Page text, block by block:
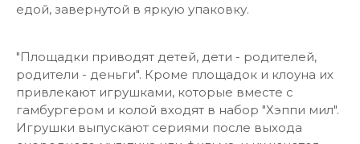
едой, завернутой в яркую упаковку.
"Площадки приводят детей, дети - родителей,
родители - деньги". Кроме площадок и клоуна их
привлекают игрушками, которые вместе с
гамбургером и колой входят в набор "Хэппи мил".
Игрушки выпускают сериями после выхода